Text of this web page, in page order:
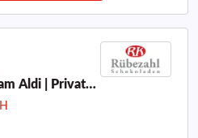
Aldi | Private